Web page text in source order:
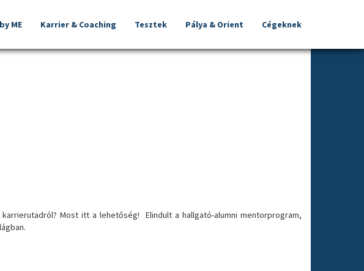
ME Karrier & Coaching Tesztek Pálya & Orient Cégeknek
Most itt a lehetőség! Elindult a hallgató-alumni mentorprogram,